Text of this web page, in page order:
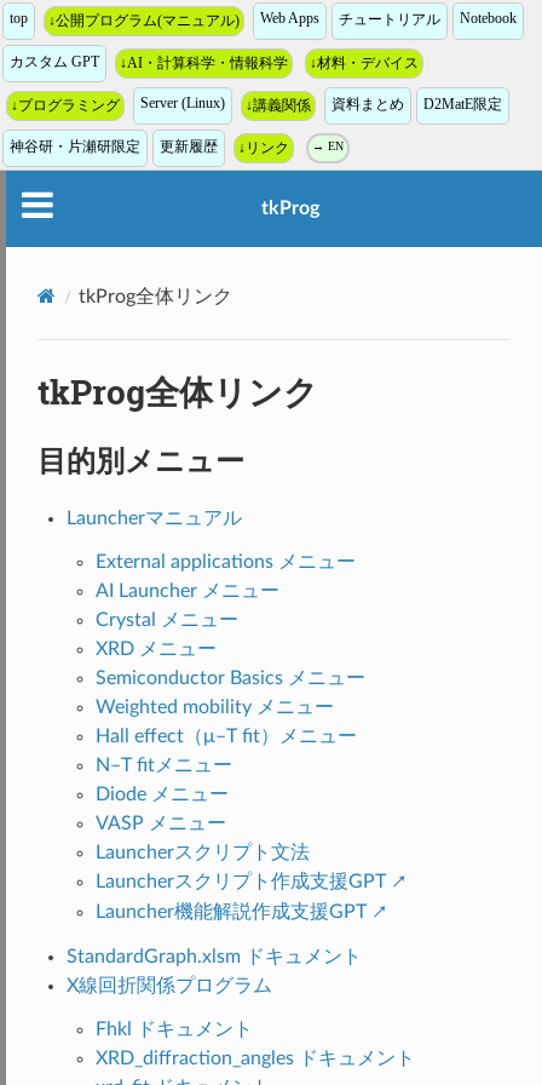
top ↓公開プログラム(マニュアル) Web Apps チュートリアル Notebook
カスタム GPT ↓AI・計算科学・情報科学 ↓材料・デバイス
↓プログラミング Server (Linux) ↓講義関係 資料まとめ D2MatE限定
神谷研・片瀬研限定 更新履歴 ↓リンク → EN